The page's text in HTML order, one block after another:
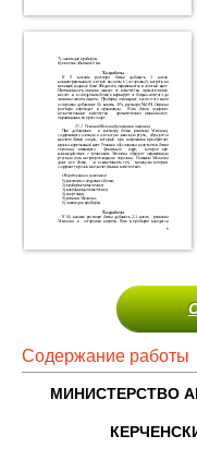
Содержание работы
МИНИСТЕРСТВО